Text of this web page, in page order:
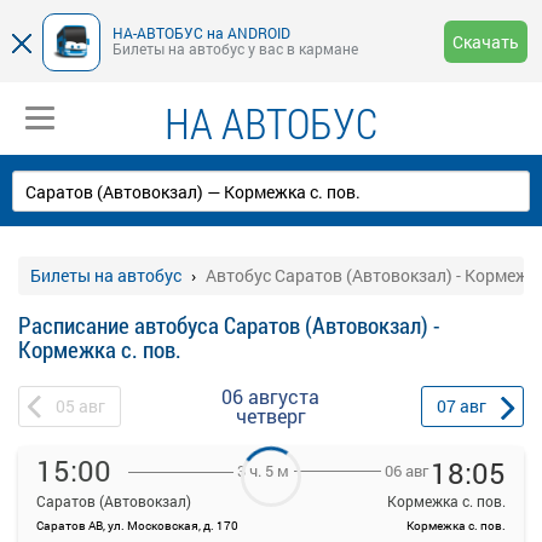
НА-АВТОБУС на ANDROID
Билеты на автобус у вас в кармане
Скачать
НА АВТОБУС
Билеты на автобус Автобус Саратов (Автовокзал) -
Расписание автобуса Саратов (Автовокзал) -
Кормежка с. пов.
05 авг 06 августа
четверг 07авг
15:00
Саратов (Автовокзал)
Саратов АВ, ул. Московская, д. 170
3 ч. 5 м 06 авг 18:05
Кормежка с. пов.
Кормежка с. пов.
На данной странице вы можете ознакомиться с расписанием и